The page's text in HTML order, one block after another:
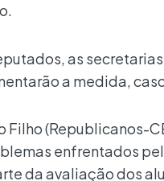
as
a medida,
(Republicanos-
enfrentados
da avaliação dos